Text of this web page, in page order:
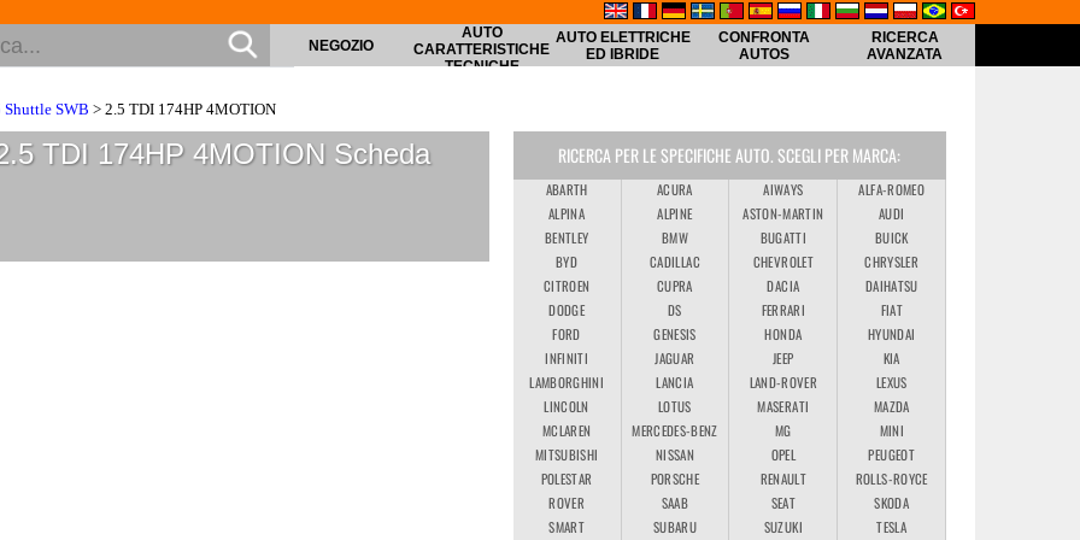
NEGOZIO
AUTO
CARATTERISTICHE
TECNICHE
AUTO ELETTRICHE
ED IBRIDE
CONFRONTA
AUTOS
RICERCA
AVANZATA
Shuttle SWB > 2.5 TDI 174HP 4MOTION
TDI 174HP 4MOTION Scheda
RICERCA PER LE SPECIFICHE AUTO. SCEGLI PER MARCA:
ABARTH ACURA AIWAYS
ALFA-ROMEO
ALPINA
ALPINE ASTON-MARTIN
AUDI
BENTLEY
BMW BUGATTI
BUICK
BYD
CADILLAC CHEVROLET
CHRYSLER
CITROEN
CUPRA DACIA
DAIHATSU
DODGE
DS FERRARI
FIAT
FORD
GENESIS HONDA
HYUNDAI
INFINITI
JAGUAR JEEP
KIA
LAMBORGHINI
LANCIA LAND-ROVER
LEXUS
LINCOLN
LOTUS MASERATI
MAZDA
MCLAREN
MERCEDES-BENZ MG
MINI
MITSUBISHI
NISSAN OPEL
PEUGEOT
POLESTAR
PORSCHE RENAULT
ROLLS-ROYCE
ROVER
SAAB SEAT
SKODA
SMART
SUBARU SUZUKI
TESLA